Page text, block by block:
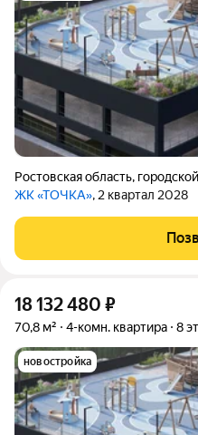
Ростовская область,
ЖК «ТОЧКА», 2 квартал 2028
18 132 480 ₽
70,8 м² 4-комн. квартира 8
новостройка